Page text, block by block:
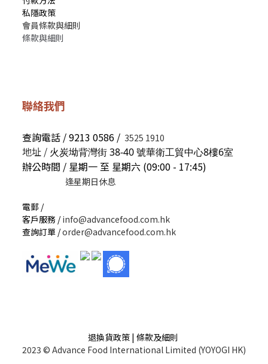
私隱政策
會員條款與細則
條款與細則
聯絡我們
查詢電話 / 9213 0586 / 3525 1910
地址 / 火炭坳背灣街 38-40 號華衛工貿中心8樓6室
辦公時間 / 星期一 至 星期六 (09:00 - 17:45)
逢星期日休息
電郵 /
客戶服務 /info@advancefood.com.hk
查詢訂單 /order@advancefood.com.hk
退換貨政策 | 條款及細則
2023 © Advance Food International Limited (YOYOGI HK)